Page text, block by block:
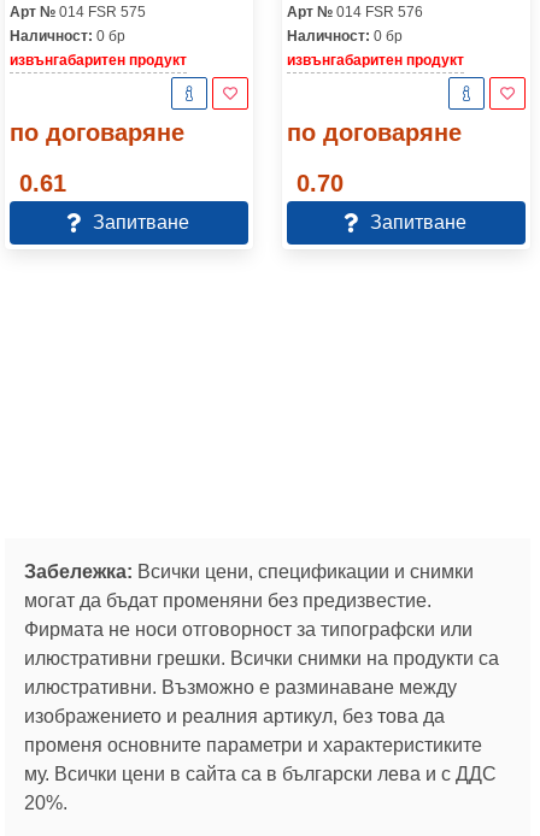
Арт № 014 FSR 575
Наличност: 0 бр
извънгабаритен продукт
по договаряне
0.61
Запитване
Арт № 014 FSR 576
Наличност: 0 бр
извънгабаритен продукт
по договаряне
0.70
Запитване
Забележка: Всички цени, спецификации и снимки
могат да бъдат променяни без предизвестие.
Фирмата не носи отговорност за типографски или
илюстративни грешки. Всички снимки на продукти са
илюстративни. Възможно е разминаване между
изображението и реалния артикул, без това да
променя основните параметри и характеристиките
му. Всички цени в сайта са в български лева и с ДДС
20%.